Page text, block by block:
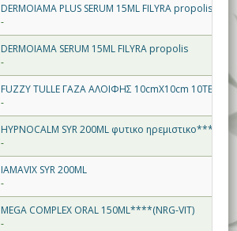
DERMOIAMA PLUS SERUM 15ML FILYRA propolis &
-
DERMOIAMA SERUM 15ML FILYRA propolis
-
FUZZY TULLE ΓΑΖΑ ΑΛΟΙΦΗΣ 10cmX10cm 10ΤΕΜ
-
HYPNOCALM SYR 200ML φυτικο ηρεμιστικο****
-
IAMAVIX SYR 200ML
-
MEGA COMPLEX ORAL 150ML****(NRG-VIT)
-